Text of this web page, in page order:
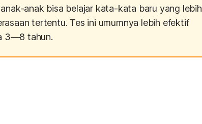
anak bisa belajar kata-kata baru yang lebih
tertentu. Tes ini umumnya lebih efektif
3—8 tahun.